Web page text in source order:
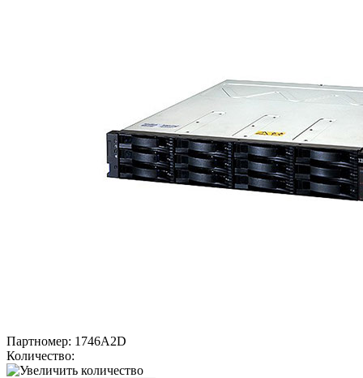
Партномер: 1746A2D
Количество: